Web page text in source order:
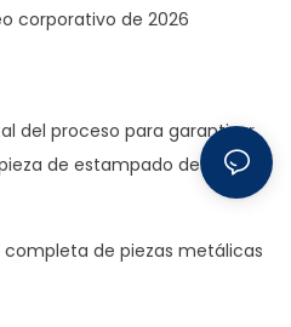
corporativo de 2026
del proceso para garantizar
de estampado de metal
completa de piezas metálicas